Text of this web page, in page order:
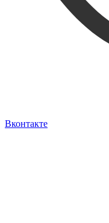
Вконтакте